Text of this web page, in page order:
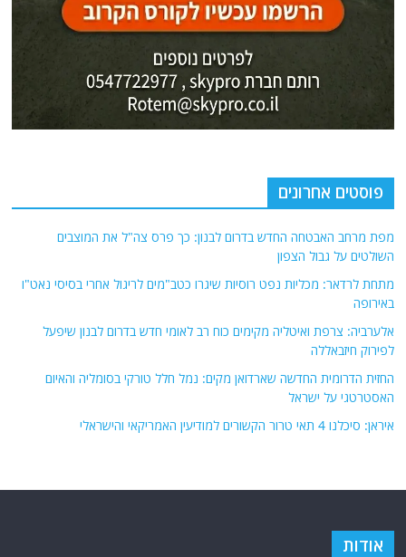
פוסטים אחרונים
מפת מרחב האבטחה החדש בדרום לבנון: כך פרס צה"ל את המוצבים
השולטים על גבול הצפון
מתחת לרדאר: מכליות נפט רוסיות שיגרו כטב"מים לריגול אחרי בסיסי נאט"ו
באירופה
אלערביה: צרפת ואיטליה מקימים כוח רב לאומי חדש בדרום לבנון שיפעל
לפירוק חיזבאללה
החזית הדרומית החדשה שארדואן מקים: נמל חלל טורקי בסומליה והאיום
האסטרטגי על ישראל
איראן: סיכלנו 4 תאי טרור הקשורים למודיעין האמריקאי והישראלי
אודות